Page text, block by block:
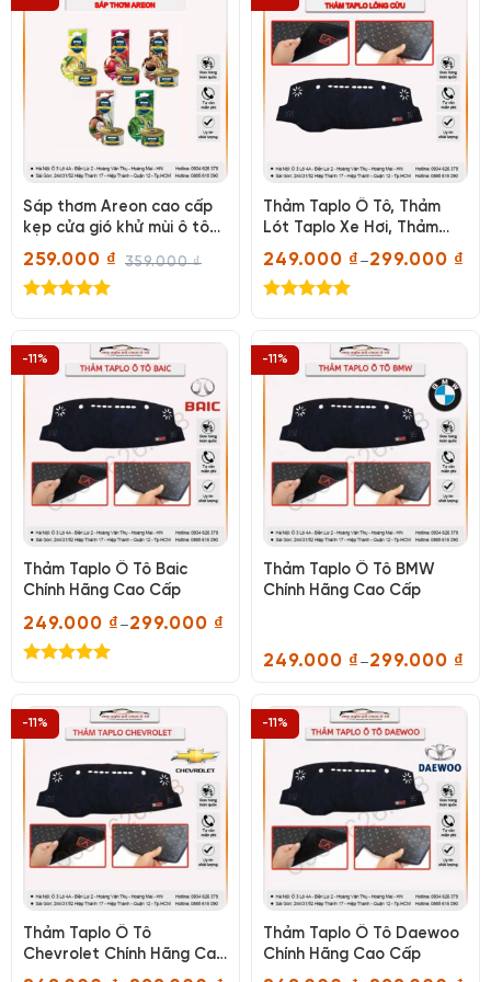
365.000 ₫. 289.000 ₫.
Sáp thơm Areon cao cấp
kẹp cửa gió khử mùi ô tô
hiệu quả, an toàn
359.000₫
gốc
259.000 ₫
hiện
5 sao
Thảm Taplo Ô Tô, Thảm
Lót Taplo Xe Hơi, Thảm
phủ táp lô ô tô
249.000 ₫ –299.000 ₫
giá:
299.000 ₫
5 sao
-11%
Thảm Taplo Ô Tô Baic
Chính Hãng Cao Cấp
249.000 ₫ –299.000 ₫
giá:
299.000 ₫
5 sao
-11%
Thảm Taplo Ô Tô BMW
Chính Hãng Cao Cấp
249.000 ₫ –299.000 ₫
từ
249.000 ₫
đến
299.000 ₫
-11%
Thảm Taplo Ô Tô
Chevrolet Chính Hãng Cao
Cấp
-11%
Thảm Taplo Ô Tô Daewoo
Chính Hãng Cao Cấp